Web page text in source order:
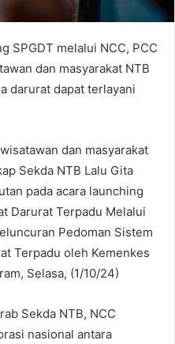
SPGDT melalui NCC, PCC
dan masyarakat NTB
darurat dapat terlayani
dan masyarakat
Sekda NTB Lalu Gita
pada acara launching
Darurat Terpadu Melalui
Pedoman Sistem
Terpadu oleh Kemenkes
Selasa, (1/10/24)
Sekda NTB, NCC
nasional antara